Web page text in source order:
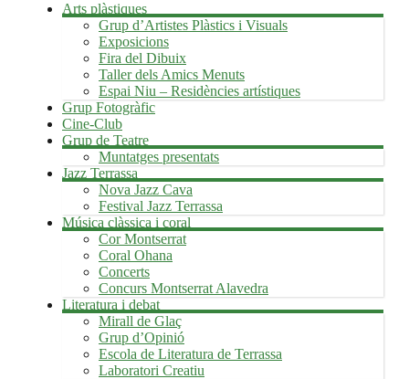
Arts plàstiques
Grup d’Artistes Plàstics i Visuals
Exposicions
Fira del Dibuix
Taller dels Amics Menuts
Espai Niu – Residències artístiques
Grup Fotogràfic
Cine-Club
Grup de Teatre
Muntatges presentats
Jazz Terrassa
Nova Jazz Cava
Festival Jazz Terrassa
Música clàssica i coral
Cor Montserrat
Coral Ohana
Concerts
Concurs Montserrat Alavedra
Literatura i debat
Mirall de Glaç
Grup d’Opinió
Escola de Literatura de Terrassa
Laboratori Creatiu